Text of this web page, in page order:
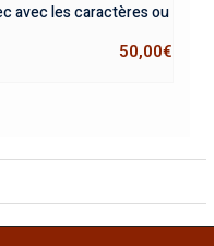
avec les caractères ou
50,00€